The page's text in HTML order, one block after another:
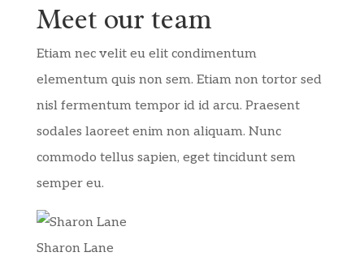
Meet our team
Etiam nec velit eu elit condimentum
elementum quis non sem. Etiam non tortor sed
nisl fermentum tempor id id arcu. Praesent
sodales laoreet enim non aliquam. Nunc
commodo tellus sapien, eget tincidunt sem
semper eu.
Sharon Lane